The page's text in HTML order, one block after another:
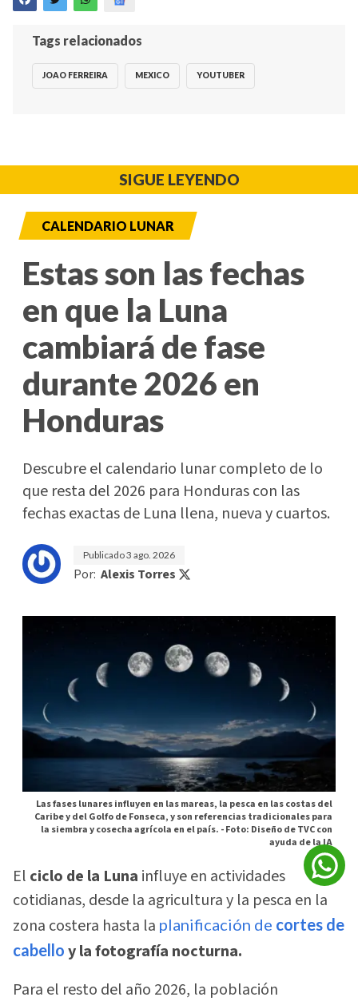
Tags relacionados
JOAO FERREIRA MEXICO YOUTUBER
SIGUE LEYENDO
CALENDARIO LUNAR
Estas son las fechas
en que la Luna
cambiará de fase
durante 2026 en
Honduras
Descubre el calendario lunar completo de lo
que resta del 2026 para Honduras con las
fechas exactas de Luna llena, nueva y cuartos.
Publicado3 ago. 2026
Por: Alexis Torres
Las fases lunares influyen en las mareas, la pesca en las costas del
Caribe y del Golfo de Fonseca, y son referencias tradicionales para
la siembra y cosecha agrícola en el país. -Foto: Diseño de TVC con
ayuda de la IA
El ciclo de la Luna influye en actividades
cotidianas, desde la agricultura y la pesca en la
zona costera hasta la planificación de cortes de
cabello y la fotografía nocturna.
Para el resto del año 2026, la población